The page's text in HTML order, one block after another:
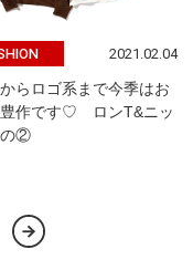
2021.02.04
らロゴ系まで今季はお
豊作です♡ ロンT&ニッ
の②